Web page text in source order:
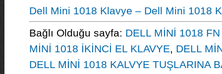
Dell Mini 1018 Klavye – Dell Mini 1018
Bağlı Olduğu sayfa: DELL MİNİ 1018
MİNİ 1018 İKİNCİ EL KLAVYE, DELL
DELL MİNİ 1018 KALVYE TUŞLARINA